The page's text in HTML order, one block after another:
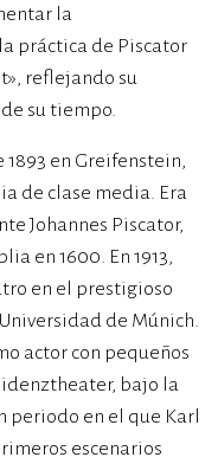
la
práctica de Piscator
reflejando su
su tiempo.
1893 en Greifenstein,
de clase media. Era
Johannes Piscator,
en 1600. En 1913,
en el prestigioso
de Múnich.
actor con pequeños
bajo la
periodo en el que Karl
escenarios